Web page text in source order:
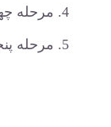
مرحله چهارم
مرحله پنجم